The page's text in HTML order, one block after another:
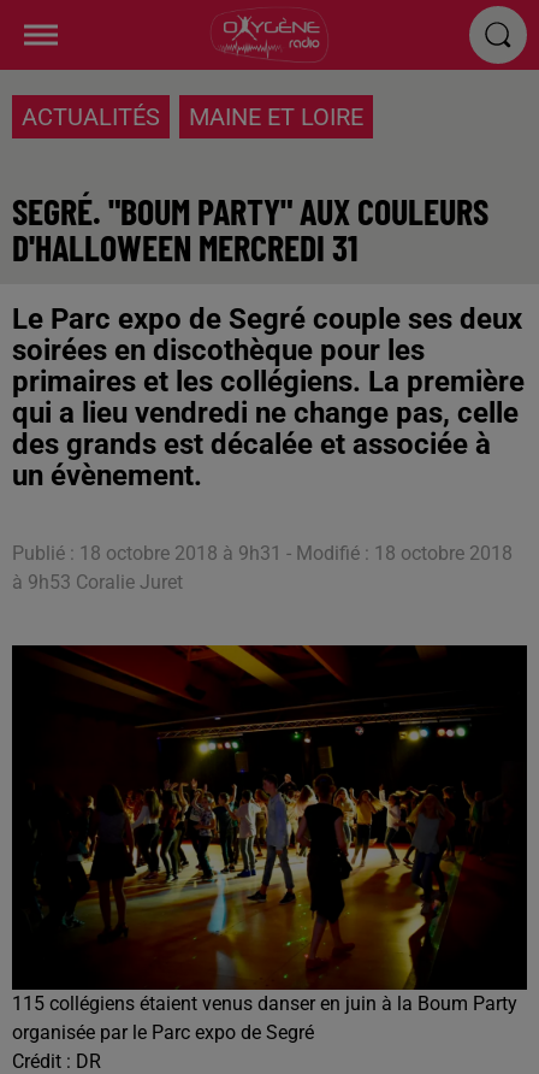
ACTUALITÉS MAINE ET LOIRE
SEGRÉ. "BOUM PARTY" AUX COULEURS
D'HALLOWEEN MERCREDI 31
Le Parc expo de Segré couple ses deux
soirées en discothèque pour les
primaires et les collégiens. La première
qui a lieu vendredi ne change pas, celle
des grands est décalée et associée à
un évènement.
Publié : 18 octobre 2018 à 9h31 - Modifié : 18 octobre 2018
à 9h53 Coralie Juret
115 collégiens étaient venus danser en juin à la Boum Party
organisée par le Parc expo de Segré
Crédit : DR